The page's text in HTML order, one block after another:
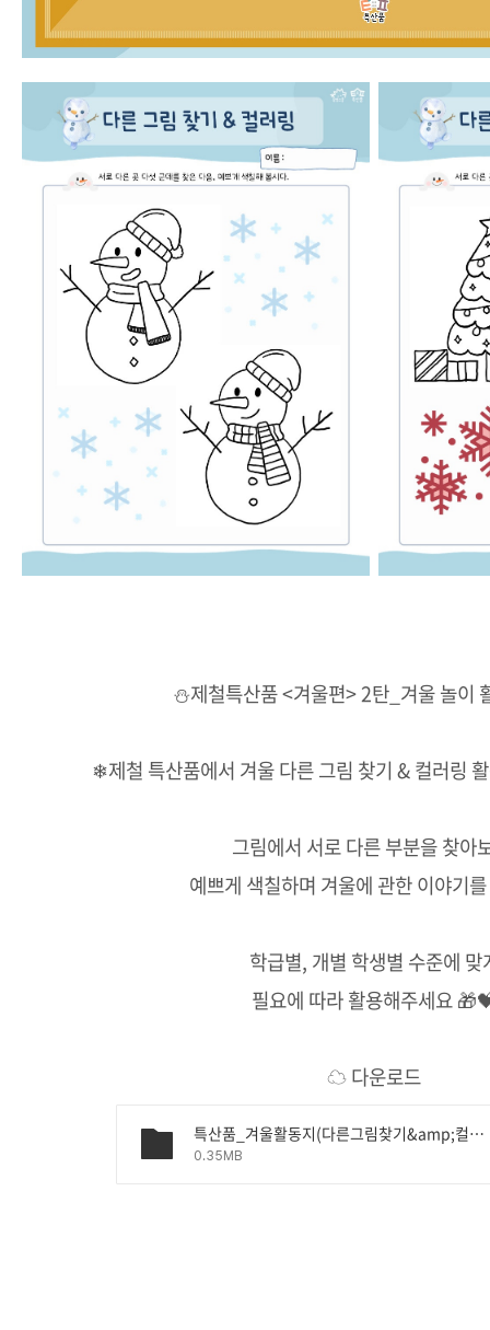
⛄제철특산품 <겨울편> 2탄_겨울 놀
❄제철 특산품에서 겨울 다른 그림 찾기 & 컬러링
그림에서 서로 다른 부분을 찾아
예쁘게 색칠하며 겨울에 관한 이야기
학급별, 개별 학생별 수준에 맞
필요에 따라 활용해주세요
☁ 다운로드
특산품_겨울활동지(다른그림찾기&amp;컬러링).pdf
0.35MB